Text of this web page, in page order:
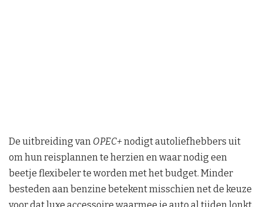
De uitbreiding van OPEC+nodigt autoliefhebbers uit
om hun reisplannen te herzien en waar nodig een
beetje flexibeler te worden met het budget. Minder
besteden aan benzine betekent misschien net de keuze